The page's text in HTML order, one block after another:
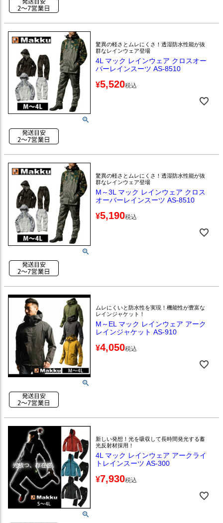
驚異の軽さとムレにくさ！透湿防水性能が抜
群なレインウェア登場
4L マック レインウェア クロスオー
バーレインスーツ AS-8510
¥5,520税込
驚異の軽さとムレにくさ！透湿防水性能が抜
群なレインウェア登場
M～3L マック レインウェア クロス
オーバーレインスーツ AS-8510
¥5,190税込
ムレにくいと防水性を実現！機能性が豊富な
レインジャケット！
M～EL マック レインウェア アーク
レインジャケット AS-910
¥4,050税込
新しい発想！光を吸収して長時間発光する蓄
光反射材採用！
4L マック レインウェア アークライ
トレインスーツ AS-300
¥7,930税込